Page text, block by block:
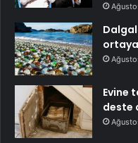
ortaya
Evine
deste